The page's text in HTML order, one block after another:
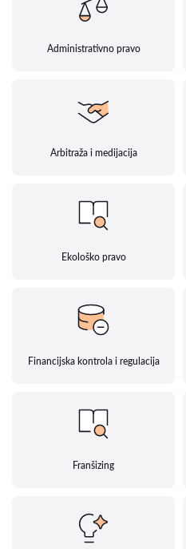
Administrativno pravo
Arbitraža i medijacija
Ekološko pravo
Financijska kontrola i regulacija
Franšizing